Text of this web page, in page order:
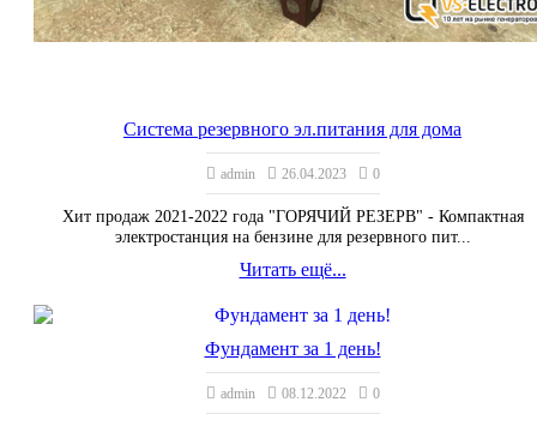
Система резервного эл.питания для дома
admin 26.04.2023 0
Хит продаж 2021-2022 года "ГОРЯЧИЙ РЕЗЕРВ" - Компактная
электростанция на бензине для резервного пит...
Читать ещё...
Фундамент за 1 день!
admin 08.12.2022 0